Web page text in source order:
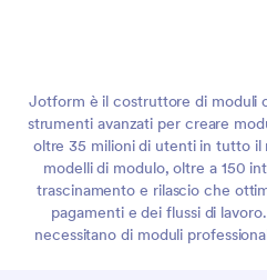
Jotform è il costruttore di moduli
strumenti avanzati per creare
oltre 35 milioni di utenti in tutto
modelli di modulo, oltre a 150
trascinamento e rilascio che
pagamenti e dei flussi di
necessitano di moduli